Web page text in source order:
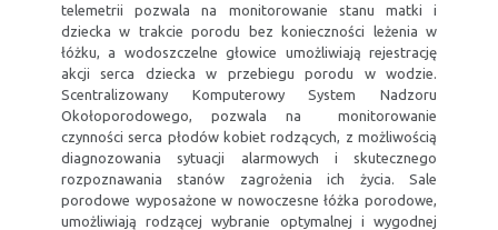
telemetrii pozwala na monitorowanie stanu matki i
dziecka w trakcie porodu bez konieczności leżenia w
łóżku, a wodoszczelne głowice umożliwiają rejestrację
akcji serca dziecka w przebiegu porodu w wodzie.
Scentralizowany Komputerowy System Nadzoru
Okołoporodowego, pozwala na monitorowanie
czynności serca płodów kobiet rodzących, z możliwością
diagnozowania sytuacji alarmowych i skutecznego
rozpoznawania stanów zagrożenia ich życia. Sale
porodowe wyposażone w nowoczesne łóżka porodowe,
umożliwiają rodzącej wybranie optymalnej i wygodnej